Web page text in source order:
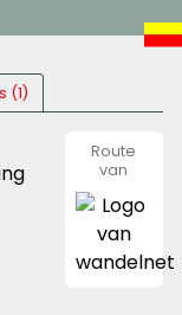
(1)
Route
van